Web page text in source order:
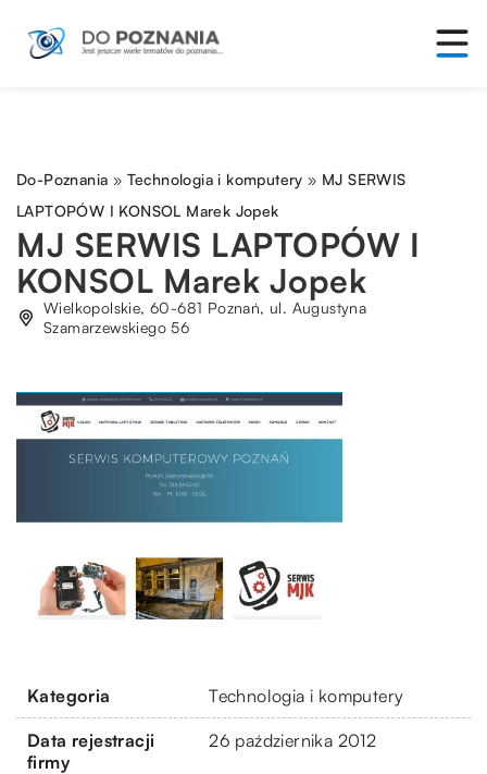
Do-Poznania » Technologia i komputery » MJ SERWIS
LAPTOPÓW I KONSOL Marek Jopek
MJ SERWIS LAPTOPÓW I
KONSOL Marek Jopek
Wielkopolskie, 60-681 Poznań, ul. Augustyna
Szamarzewskiego 56
Kategoria Technologia i komputery
Data rejestracji
firmy
26 października 2012